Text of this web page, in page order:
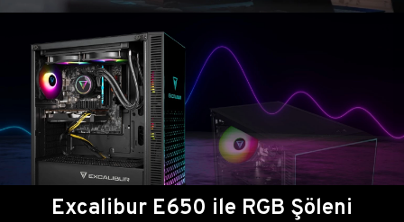
Excalibur E650 ile RGB Şöleni